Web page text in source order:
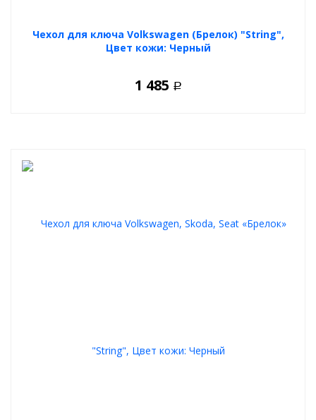
Чехол для ключа Volkswagen (Брелок) "String",
Цвет кожи: Черный
1 485 Р